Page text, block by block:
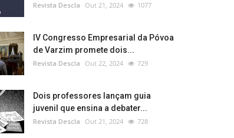
Revista Descla Out 21, 2024 1077
IV Congresso Empresarial da Póvoa
de Varzim promete dois...
Revista Descla Out 22, 2024 729
Dois professores lançam guia
juvenil que ensina a debater...
Revista Descla Out 21, 2024 728